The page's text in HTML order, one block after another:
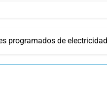
programados de